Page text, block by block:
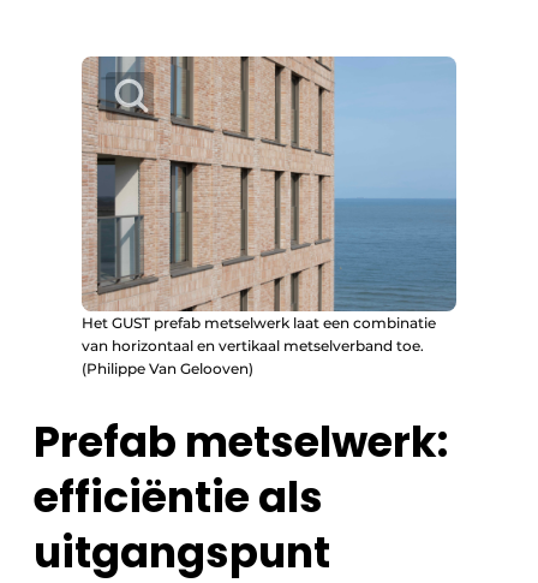
Het GUST prefab metselwerk laat een combinatie
van horizontaal en vertikaal metselverband toe.
(Philippe Van Gelooven)
Prefab metselwerk:
efficiëntie als
uitgangspunt